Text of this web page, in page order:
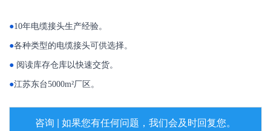
●10年电缆接头生产经验。
●各种类型的电缆接头可供选择。
● 阅读库存仓库以快速交货。
●江苏东台5000m²厂区。
咨询 | 如果您有任何问题，我们会及时回复您。